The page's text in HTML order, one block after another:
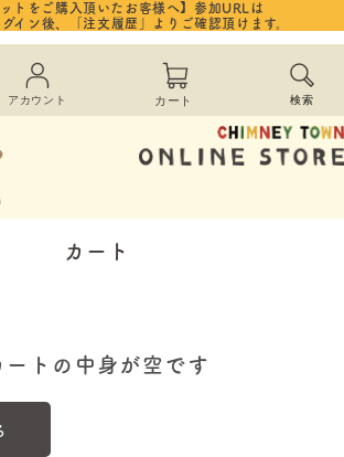
ットをご購入頂いたお客様へ】参加URLは
イン後、「注文履歴」よりご確認頂けます。
アカウント
カ
ー
ト
カート 検索
カート
ートの中身が空です